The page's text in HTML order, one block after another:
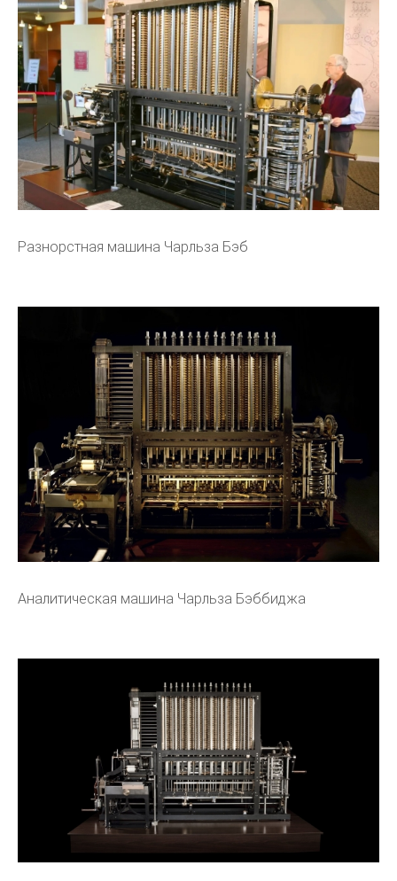
Разнорстная машина Чарльза Бэб
Аналитическая машина Чарльза Бэббиджа